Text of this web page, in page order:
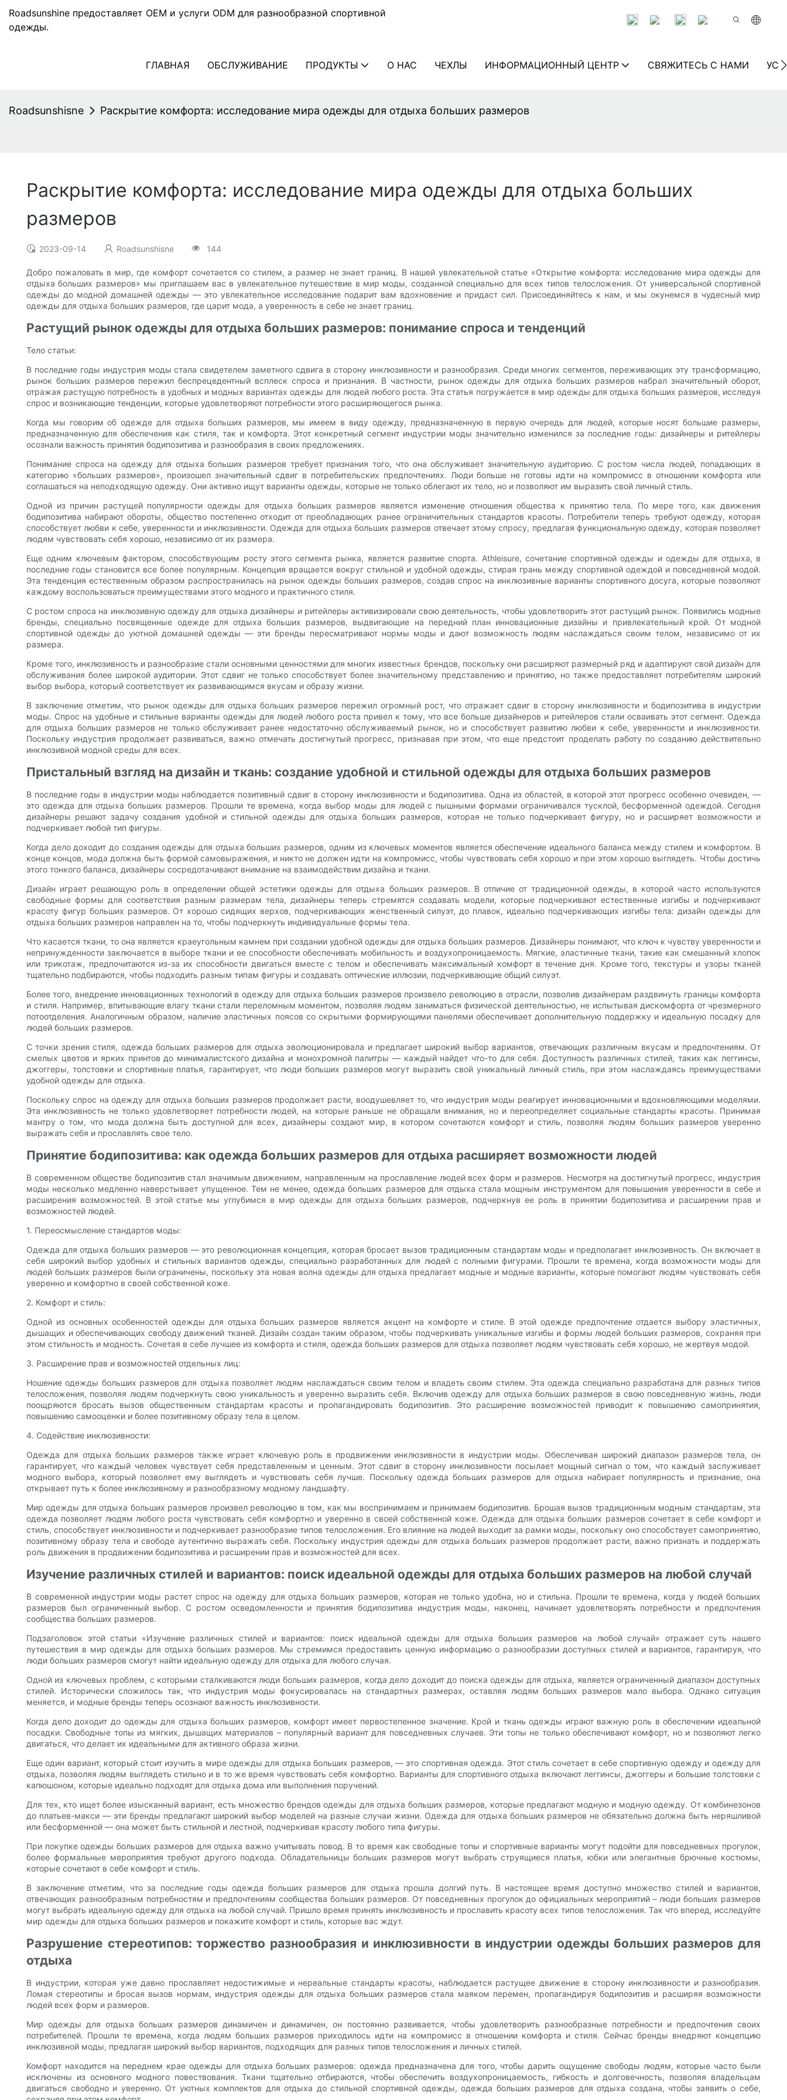
Roadsunshine предоставляет OEM и услуги ODM для разнообразной спортивной
одежды.
ГЛАВНАЯ ОБСЛУЖИВАНИЕ ПРОДУКТЫ О НАС ЧЕХЛЫ ИНФОРМАЦИОННЫЙ ЦЕНТР СВЯЖИТЕСЬ С НАМИ
Roadsunshisne Раскрытие комфорта: исследование мира одежды для отдыха больших размеров
Раскрытие комфорта: исследование мира одежды для отдыха больших
размеров
2023-09-14 Roadsunshisne 144
Добро пожаловать в мир, где комфорт сочетается со стилем, а размер не знает границ. В нашей увлекательной статье «Открытие комфорта: исследование мира одежды для
отдыха больших размеров» мы приглашаем вас в увлекательное путешествие в мир моды, созданной специально для всех типов телосложения. От универсальной спортивной
одежды до модной домашней одежды — это увлекательное исследование подарит вам вдохновение и придаст сил. Присоединяйтесь к нам, и мы окунемся в чудесный мир
одежды для отдыха больших размеров, где царит мода, а уверенность в себе не знает границ.
Растущий рынок одежды для отдыха больших размеров: понимание спроса и тенденций
Тело статьи:
В последние годы индустрия моды стала свидетелем заметного сдвига в сторону инклюзивности и разнообразия. Среди многих сегментов, переживающих эту трансформацию,
рынок больших размеров пережил беспрецедентный всплеск спроса и признания. В частности, рынок одежды для отдыха больших размеров набрал значительный оборот,
отражая растущую потребность в удобных и модных вариантах одежды для людей любого роста. Эта статья погружается в мир одежды для отдыха больших размеров, исследуя
спрос и возникающие тенденции, которые удовлетворяют потребности этого расширяющегося рынка.
Когда мы говорим об одежде для отдыха больших размеров, мы имеем в виду одежду, предназначенную в первую очередь для людей, которые носят большие размеры,
предназначенную для обеспечения как стиля, так и комфорта. Этот конкретный сегмент индустрии моды значительно изменился за последние годы: дизайнеры и ритейлеры
осознали важность принятия бодипозитива и разнообразия в своих предложениях.
Понимание спроса на одежду для отдыха больших размеров требует признания того, что она обслуживает значительную аудиторию. С ростом числа людей, попадающих в
категорию «больших размеров», произошел значительный сдвиг в потребительских предпочтениях. Люди больше не готовы идти на компромисс в отношении комфорта или
соглашаться на неподходящую одежду. Они активно ищут варианты одежды, которые не только облегают их тело, но и позволяют им выразить свой личный стиль.
Одной из причин растущей популярности одежды для отдыха больших размеров является изменение отношения общества к принятию тела. По мере того, как движения
бодипозитива набирают обороты, общество постепенно отходит от преобладающих ранее ограничительных стандартов красоты. Потребители теперь требуют одежду, которая
способствует любви к себе, уверенности и инклюзивности. Одежда для отдыха больших размеров отвечает этому спросу, предлагая функциональную одежду, которая позволяет
людям чувствовать себя хорошо, независимо от их размера.
Еще одним ключевым фактором, способствующим росту этого сегмента рынка, является развитие спорта. Athleisure, сочетание спортивной одежды и одежды для отдыха, в
последние годы становится все более популярным. Концепция вращается вокруг стильной и удобной одежды, стирая грань между спортивной одеждой и повседневной модой.
Эта тенденция естественным образом распространилась на рынок одежды больших размеров, создав спрос на инклюзивные варианты спортивного досуга, которые позволяют
каждому воспользоваться преимуществами этого модного и практичного стиля.
С ростом спроса на инклюзивную одежду для отдыха дизайнеры и ритейлеры активизировали свою деятельность, чтобы удовлетворить этот растущий рынок. Появились модные
бренды, специально посвященные одежде для отдыха больших размеров, выдвигающие на передний план инновационные дизайны и привлекательный крой. От модной
спортивной одежды до уютной домашней одежды — эти бренды пересматривают нормы моды и дают возможность людям наслаждаться своим телом, независимо от их
размера.
Кроме того, инклюзивность и разнообразие стали основными ценностями для многих известных брендов, поскольку они расширяют размерный ряд и адаптируют свой дизайн для
обслуживания более широкой аудитории. Этот сдвиг не только способствует более значительному представлению и принятию, но также предоставляет потребителям широкий
выбор выбора, который соответствует их развивающимся вкусам и образу жизни.
В заключение отметим, что рынок одежды для отдыха больших размеров пережил огромный рост, что отражает сдвиг в сторону инклюзивности и бодипозитива в индустрии
моды. Спрос на удобные и стильные варианты одежды для людей любого роста привел к тому, что все больше дизайнеров и ритейлеров стали осваивать этот сегмент. Одежда
для отдыха больших размеров не только обслуживает ранее недостаточно обслуживаемый рынок, но и способствует развитию любви к себе, уверенности и инклюзивности.
Поскольку индустрия продолжает развиваться, важно отмечать достигнутый прогресс, признавая при этом, что еще предстоит проделать работу по созданию действительно
инклюзивной модной среды для всех.
Пристальный взгляд на дизайн и ткань: создание удобной и стильной одежды для отдыха больших размеров
В последние годы в индустрии моды наблюдается позитивный сдвиг в сторону инклюзивности и бодипозитива. Одна из областей, в которой этот прогресс особенно очевиден, —
это одежда для отдыха больших размеров. Прошли те времена, когда выбор моды для людей с пышными формами ограничивался тусклой, бесформенной одеждой. Сегодня
дизайнеры решают задачу создания удобной и стильной одежды для отдыха больших размеров, которая не только подчеркивает фигуру, но и расширяет возможности и
подчеркивает любой тип фигуры.
Когда дело доходит до создания одежды для отдыха больших размеров, одним из ключевых моментов является обеспечение идеального баланса между стилем и комфортом. В
конце концов, мода должна быть формой самовыражения, и никто не должен идти на компромисс, чтобы чувствовать себя хорошо и при этом хорошо выглядеть. Чтобы достичь
этого тонкого баланса, дизайнеры сосредотачивают внимание на взаимодействии дизайна и ткани.
Дизайн играет решающую роль в определении общей эстетики одежды для отдыха больших размеров. В отличие от традиционной одежды, в которой часто используются
свободные формы для соответствия разным размерам тела, дизайнеры теперь стремятся создавать модели, которые подчеркивают естественные изгибы и подчеркивают
красоту фигур больших размеров. От хорошо сидящих верхов, подчеркивающих женственный силуэт, до плавок, идеально подчеркивающих изгибы тела: дизайн одежды для
отдыха больших размеров направлен на то, чтобы подчеркнуть индивидуальные формы тела.
Что касается ткани, то она является краеугольным камнем при создании удобной одежды для отдыха больших размеров. Дизайнеры понимают, что ключ к чувству уверенности и
непринужденности заключается в выборе ткани и ее способности обеспечивать мобильность и воздухопроницаемость. Мягкие, эластичные ткани, такие как смешанный хлопок
или трикотаж, предпочитаются из-за их способности двигаться вместе с телом и обеспечивать максимальный комфорт в течение дня. Кроме того, текстуры и узоры тканей
тщательно подбираются, чтобы подходить разным типам фигуры и создавать оптические иллюзии, подчеркивающие общий силуэт.
Более того, внедрение инновационных технологий в одежду для отдыха больших размеров произвело революцию в отрасли, позволив дизайнерам раздвинуть границы комфорта
и стиля. Например, впитывающие влагу ткани стали переломным моментом, позволяя людям заниматься физической деятельностью, не испытывая дискомфорта от чрезмерного
потоотделения. Аналогичным образом, наличие эластичных поясов со скрытыми формирующими панелями обеспечивает дополнительную поддержку и идеальную посадку для
людей больших размеров.
С точки зрения стиля, одежда больших размеров для отдыха эволюционировала и предлагает широкий выбор вариантов, отвечающих различным вкусам и предпочтениям. От
смелых цветов и ярких принтов до минималистского дизайна и монохромной палитры — каждый найдет что-то для себя. Доступность различных стилей, таких как леггинсы,
джоггеры, толстовки и спортивные платья, гарантирует, что люди больших размеров могут выразить свой уникальный личный стиль, при этом наслаждаясь преимуществами
удобной одежды для отдыха.
Поскольку спрос на одежду для отдыха больших размеров продолжает расти, воодушевляет то, что индустрия моды реагирует инновационными и вдохновляющими моделями.
Эта инклюзивность не только удовлетворяет потребности людей, на которые раньше не обращали внимания, но и переопределяет социальные стандарты красоты. Принимая
мантру о том, что мода должна быть доступной для всех, дизайнеры создают мир, в котором сочетаются комфорт и стиль, позволяя людям больших размеров уверенно
выражать себя и прославлять свое тело.
Принятие бодипозитива: как одежда больших размеров для отдыха расширяет возможности людей
В современном обществе бодипозитив стал значимым движением, направленным на прославление людей всех форм и размеров. Несмотря на достигнутый прогресс, индустрия
моды несколько медленно наверстывает упущенное. Тем не менее, одежда больших размеров для отдыха стала мощным инструментом для повышения уверенности в себе и
расширения возможностей. В этой статье мы углубимся в мир одежды для отдыха больших размеров, подчеркнув ее роль в принятии бодипозитива и расширении прав и
возможностей людей.
1. Переосмысление стандартов моды:
Одежда для отдыха больших размеров — это революционная концепция, которая бросает вызов традиционным стандартам моды и предполагает инклюзивность. Он включает в
себя широкий выбор удобных и стильных вариантов одежды, специально разработанных для людей с полными фигурами. Прошли те времена, когда возможности моды для
людей больших размеров были ограничены, поскольку эта новая волна одежды для отдыха предлагает модные и модные варианты, которые помогают людям чувствовать себя
уверенно и комфортно в своей собственной коже.
2. Комфорт и стиль:
Одной из основных особенностей одежды для отдыха больших размеров является акцент на комфорте и стиле. В этой одежде предпочтение отдается выбору эластичных,
дышащих и обеспечивающих свободу движений тканей. Дизайн создан таким образом, чтобы подчеркивать уникальные изгибы и формы людей больших размеров, сохраняя при
этом стильность и модность. Сочетая в себе лучшее из комфорта и стиля, одежда больших размеров для отдыха позволяет людям чувствовать себя хорошо, не жертвуя модой.
3. Расширение прав и возможностей отдельных лиц:
Ношение одежды больших размеров для отдыха позволяет людям наслаждаться своим телом и владеть своим стилем. Эта одежда специально разработана для разных типов
телосложения, позволяя людям подчеркнуть свою уникальность и уверенно выразить себя. Включив одежду для отдыха больших размеров в свою повседневную жизнь, люди
поощряются бросать вызов общественным стандартам красоты и пропагандировать бодипозитив. Это расширение возможностей приводит к повышению самопринятия,
повышению самооценки и более позитивному образу тела в целом.
4. Содействие инклюзивности:
Одежда для отдыха больших размеров также играет ключевую роль в продвижении инклюзивности в индустрии моды. Обеспечивая широкий диапазон размеров тела, он
гарантирует, что каждый человек чувствует себя представленным и ценным. Этот сдвиг в сторону инклюзивности посылает мощный сигнал о том, что каждый заслуживает
модного выбора, который позволяет ему выглядеть и чувствовать себя лучше. Поскольку одежда больших размеров для отдыха набирает популярность и признание, она
открывает путь к более инклюзивному и разнообразному модному ландшафту.
Мир одежды для отдыха больших размеров произвел революцию в том, как мы воспринимаем и принимаем бодипозитив. Брошая вызов традиционным модным стандартам, эта
одежда позволяет людям любого роста чувствовать себя комфортно и уверенно в своей собственной коже. Одежда для отдыха больших размеров сочетает в себе комфорт и
стиль, способствует инклюзивности и подчеркивает разнообразие типов телосложения. Его влияние на людей выходит за рамки моды, поскольку оно способствует самопринятию,
позитивному образу тела и свободе аутентично выражать себя. Поскольку индустрия одежды для отдыха больших размеров продолжает расти, важно признать и поддержать
роль движения в продвижении бодипозитива и расширении прав и возможностей для всех.
Изучение различных стилей и вариантов: поиск идеальной одежды для отдыха больших размеров на любой случай
В современной индустрии моды растет спрос на одежду для отдыха больших размеров, которая не только удобна, но и стильна. Прошли те времена, когда у людей больших
размеров был ограниченный выбор. С ростом осведомленности и принятия бодипозитива индустрия моды, наконец, начинает удовлетворять потребности и предпочтения
сообщества больших размеров.
Подзаголовок этой статьи «Изучение различных стилей и вариантов: поиск идеальной одежды для отдыха больших размеров на любой случай» отражает суть нашего
путешествия в мир одежды для отдыха больших размеров. Мы стремимся предоставить ценную информацию о разнообразии доступных стилей и вариантов, гарантируя, что
люди больших размеров смогут найти идеальную одежду для отдыха для любого случая.
Одной из ключевых проблем, с которыми сталкиваются люди больших размеров, когда дело доходит до поиска одежды для отдыха, является ограниченный диапазон доступных
стилей. Исторически сложилось так, что индустрия моды фокусировалась на стандартных размерах, оставляя людям больших размеров мало выбора. Однако ситуация
меняется, и модные бренды теперь осознают важность инклюзивности.
Когда дело доходит до одежды для отдыха больших размеров, комфорт имеет первостепенное значение. Крой и ткань одежды играют важную роль в обеспечении идеальной
посадки. Свободные топы из мягких, дышащих материалов – популярный вариант для повседневных случаев. Эти топы не только обеспечивают комфорт, но и позволяют легко
двигаться, что делает их идеальными для активного образа жизни.
Еще один вариант, который стоит изучить в мире одежды для отдыха больших размеров, — это спортивная одежда. Этот стиль сочетает в себе спортивную одежду и одежду для
отдыха, позволяя людям выглядеть стильно и в то же время чувствовать себя комфортно. Варианты для спортивного отдыха включают леггинсы, джоггеры и большие толстовки с
капюшоном, которые идеально подходят для отдыха дома или выполнения поручений.
Для тех, кто ищет более изысканный вариант, есть множество брендов одежды для отдыха больших размеров, которые предлагают модную и модную одежду. От комбинезонов
до платьев-макси — эти бренды предлагают широкий выбор моделей на разные случаи жизни. Одежда для отдыха больших размеров не обязательно должна быть неряшливой
или бесформенной — она может быть стильной и лестной, подчеркивая красоту любого типа фигуры.
При покупке одежды больших размеров для отдыха важно учитывать повод. В то время как свободные топы и спортивные варианты могут подойти для повседневных прогулок,
более формальные мероприятия требуют другого подхода. Обладательницы больших размеров могут выбрать струящиеся платья, юбки или элегантные брючные костюмы,
которые сочетают в себе комфорт и стиль.
В заключение отметим, что за последние годы одежда больших размеров для отдыха прошла долгий путь. В настоящее время доступно множество стилей и вариантов,
отвечающих разнообразным потребностям и предпочтениям сообщества больших размеров. От повседневных прогулок до официальных мероприятий – люди больших размеров
могут выбрать идеальную одежду для отдыха на любой случай. Пришло время принять инклюзивность и прославить красоту всех типов телосложения. Так что вперед, исследуйте
мир одежды для отдыха больших размеров и покажите комфорт и стиль, которые вас ждут.
Разрушение стереотипов: торжество разнообразия и инклюзивности в индустрии одежды больших размеров для
отдыха
В индустрии, которая уже давно прославляет недостижимые и нереальные стандарты красоты, наблюдается растущее движение в сторону инклюзивности и разнообразия.
Ломая стереотипы и бросая вызов нормам, индустрия одежды для отдыха больших размеров стала маяком перемен, пропагандируя бодипозитив и расширяя возможности
людей всех форм и размеров.
Мир одежды для отдыха больших размеров динамичен и динамичен, он постоянно развивается, чтобы удовлетворить разнообразные потребности и предпочтения своих
потребителей. Прошли те времена, когда людям больших размеров приходилось идти на компромисс в отношении комфорта и стиля. Сейчас бренды внедряют концепцию
инклюзивной моды, предлагая широкий выбор вариантов, подходящих для разных типов телосложения и личных стилей.
Комфорт находится на переднем крае одежды для отдыха больших размеров: одежда предназначена для того, чтобы дарить ощущение свободы людям, которые часто были
исключены из основного модного повествования. Ткани тщательно отбираются, чтобы обеспечить воздухопроницаемость, гибкость и долговечность, позволяя владельцам
двигаться свободно и уверенно. От уютных комплектов для отдыха до стильной спортивной одежды, одежда больших размеров для отдыха создана, чтобы заявить о себе,